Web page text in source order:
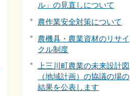
ル」の見直しについて
農作業安全対策について
農機具・農業資材のリサイ
クル制度
上三川町農業の未来設計図
（地域計画）の協議の場の
結果を公表します